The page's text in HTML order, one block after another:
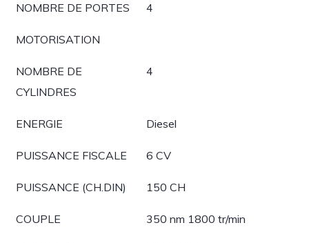
NOMBRE DE PORTES 4
MOTORISATION
NOMBRE DE
CYLINDRES
4
ENERGIE Diesel
PUISSANCE FISCALE 6 CV
PUISSANCE (CH.DIN) 150 CH
COUPLE 350 nm 1800 tr/min